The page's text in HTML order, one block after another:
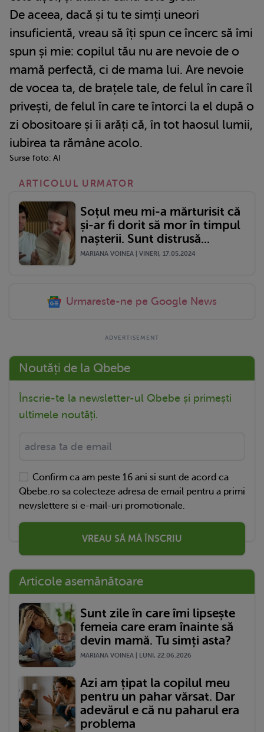
De aceea, dacă și tu te simți uneori
insuficientă, vreau să îți spun ce încerc să îmi
spun și mie: copilul tău nu are nevoie de o
mamă perfectă, ci de mama lui. Are nevoie
de vocea ta, de brațele tale, de felul în care îl
privești, de felul în care te întorci la el după o
zi obositoare și îi arăți că, în tot haosul lumii,
iubirea ta rămâne acolo.
Surse foto: AI
ARTICOLUL URMATOR
Soțul meu mi-a mărturisit că
și-ar fi dorit să mor în timpul
nașterii. Sunt distrusă...
MARIANA VOINEA | VINERI, 17.05.2024
Urmareste-ne pe Google News
Noutăți de la Qbebe
Înscrie-te la newsletter-ul Qbebe și primești
ultimele noutăți.
Confirm ca am peste 16 ani si sunt de acord ca
Qbebe.ro sa colecteze adresa de email pentru a primi
newslettere si e-mail-uri promotionale.
VREAU SĂ MĂ ÎNSCRIU
Articole asemănătoare
Sunt zile în care îmi lipsește
femeia care eram înainte să
devin mamă. Tu simți asta?
MARIANA VOINEA | LUNI, 22.06.2026
Azi am țipat la copilul meu
pentru un pahar vărsat. Dar
adevărul e că nu paharul era
problema